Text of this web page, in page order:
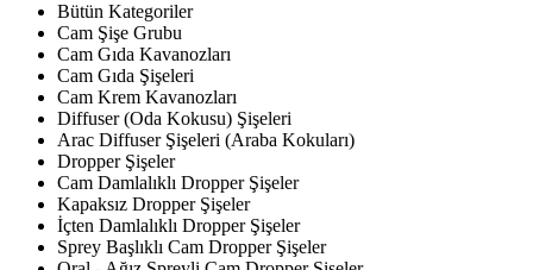
Bütün Kategoriler
Cam Şişe Grubu
Cam Gıda Kavanozları
Cam Gıda Şişeleri
Cam Krem Kavanozları
Diffuser (Oda Kokusu) Şişeleri
Arac Diffuser Şişeleri (Araba Kokuları)
Dropper Şişeler
Cam Damlalıklı Dropper Şişeler
Kapaksız Dropper Şişeler
İçten Damlalıklı Dropper Şişeler
Sprey Başlıklı Cam Dropper Şişeler